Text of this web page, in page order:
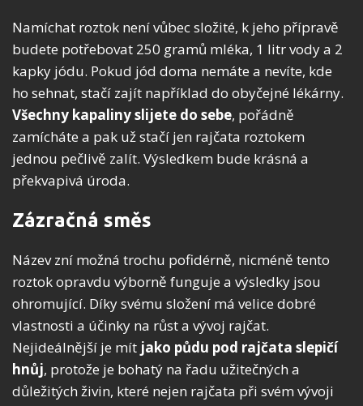
Namíchat roztok není vůbec složité, k jeho přípravě
budete potřebovat 250 gramů mléka, 1 litr vody a 2
kapky jódu. Pokud jód doma nemáte a nevíte, kde
ho sehnat, stačí zajít například do obyčejné lékárny.
Všechny kapaliny slijete do sebe, pořádně
zamícháte a pak už stačí jen rajčata roztokem
jednou pečlivě zalít. Výsledkem bude krásná a
překvapivá úroda.
Zázračná směs
Název zní možná trochu pofidérně, nicméně tento
roztok opravdu výborně funguje a výsledky jsou
ohromující. Díky svému složení má velice dobré
vlastnosti a účinky na růst a vývoj rajčat.
Nejideálnější je mít jako půdu pod rajčata slepičí
hnůj, protože je bohatý na řadu užitečných a
důležitých živin, které nejen rajčata při svém vývoji